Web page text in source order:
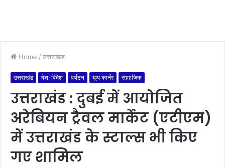
Home / उत्तराखंड
उत्तराखंड देश-विदेश पर्यटन यूथ कार्नर सामाजिक
उत्तराखंड : दुबई में आयोजित
अरेबियन ट्रैवल मार्केट (एटीएम)
में उत्तराखंड के स्टाल्स भी किए
गए शामिल